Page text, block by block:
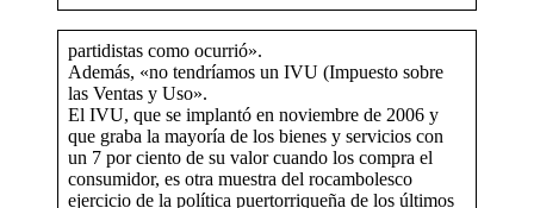
partidistas como ocurrió».
Además, «no tendríamos un IVU (Impuesto sobre
las Ventas y Uso».
El IVU, que se implantó en noviembre de 2006 y
que graba la mayoría de los bienes y servicios con
un 7 por ciento de su valor cuando los compra el
consumidor, es otra muestra del rocambolesco
ejercicio de la política puertorriqueña de los últimos